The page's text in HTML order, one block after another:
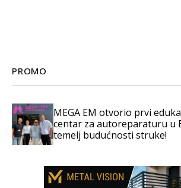
PROMO
MEGA EM otvorio prvi
centar za autoreparaturu u
temelj budućnosti struke!